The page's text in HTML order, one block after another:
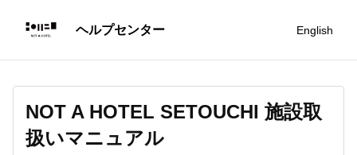
English
NOT A HOTEL SETOUCHI 施設取
扱いマニュアル